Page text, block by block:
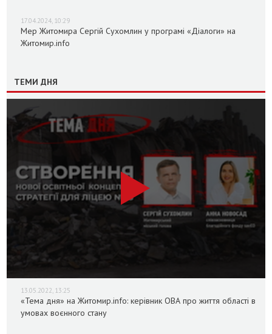
17.04.2024, 10:29
Мер Житомира Сергій Сухомлин у програмі «Діалоги» на
Житомир.info
ТЕМИ ДНЯ
13.05.2022, 13:25
«Тема дня» на Житомир.info: керівник ОВА про життя області в
умовах воєнного стану